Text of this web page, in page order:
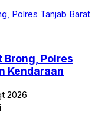
Brong, Polres
Kendaraan
2026